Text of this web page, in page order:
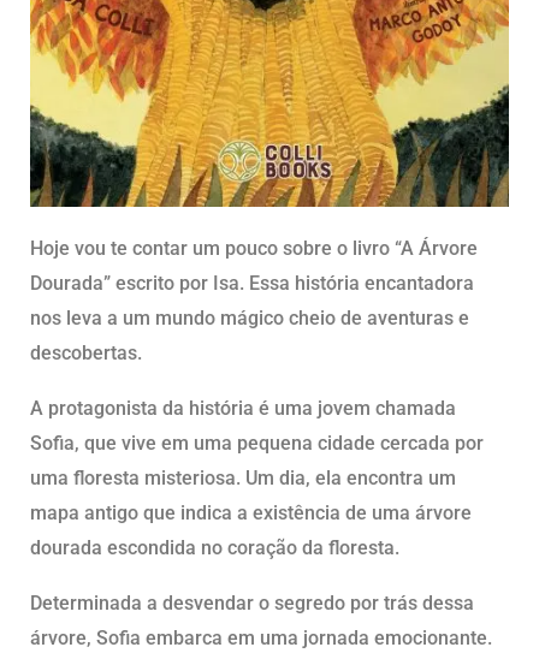
Hoje vou te contar um pouco sobre o livro “A Árvore
Dourada” escrito por Isa. Essa história encantadora
nos leva a um mundo mágico cheio de aventuras e
descobertas.
A protagonista da história é uma jovem chamada
Sofia, que vive em uma pequena cidade cercada por
uma floresta misteriosa. Um dia, ela encontra um
mapa antigo que indica a existência de uma árvore
dourada escondida no coração da floresta.
Determinada a desvendar o segredo por trás dessa
árvore, Sofia embarca em uma jornada emocionante.